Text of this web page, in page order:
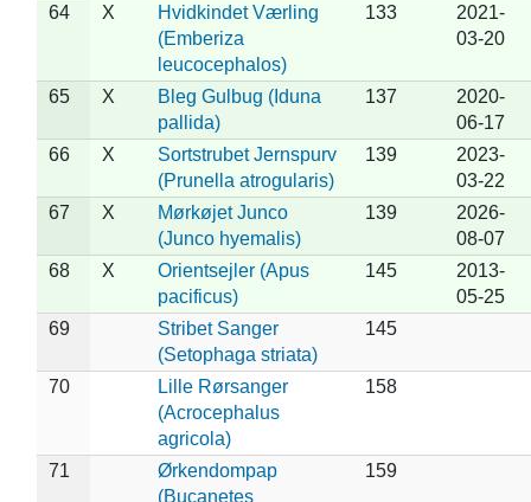
64 X
Hvidkindet Værling
(Emberiza
leucocephalos)
133
2021-
03-20
65 X
Bleg Gulbug (Iduna
pallida)
137
2020-
06-17
66
X
Sortstrubet Jernspurv
(Prunella atrogularis)
139
2023-
03-22
67
X
Mørkøjet Junco
(Junco hyemalis)
139
2026-
08-07
68
X
Orientsejler (Apus
pacificus)
145
2013-
05-25
69
Stribet Sanger
(Setophaga striata)
145
70
Lille Rørsanger
(Acrocephalus
agricola)
158
71
Ørkendompap
(Bucanetes
159